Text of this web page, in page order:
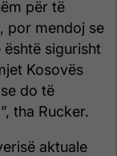
për të
por mendoj se
është sigurisht
Kosovës
do të
tha Rucker.
aktuale